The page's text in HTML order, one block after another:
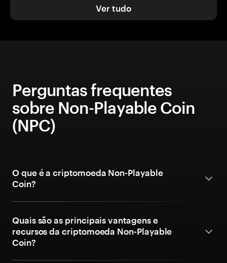
Ver tudo
Perguntas frequentes
sobre Non-Playable Coin
(NPC)
O que é a criptomoeda Non-Playable
Coin?
Quais são as principais vantagens e
recursos da criptomoeda Non-Playable
Coin?